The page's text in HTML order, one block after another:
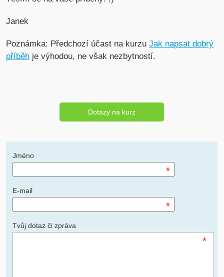
Janek
Poznámka: Předchozí účast na kurzuJak napsat dobrý
příběh je výhodou, ne však nezbytností.
Dotazy na kurz
Jméno
*
E-mail
*
Tvůj dotaz či zpráva
*